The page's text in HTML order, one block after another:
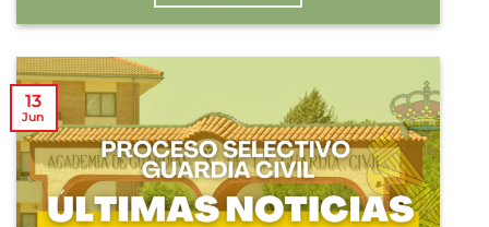
13
Jun